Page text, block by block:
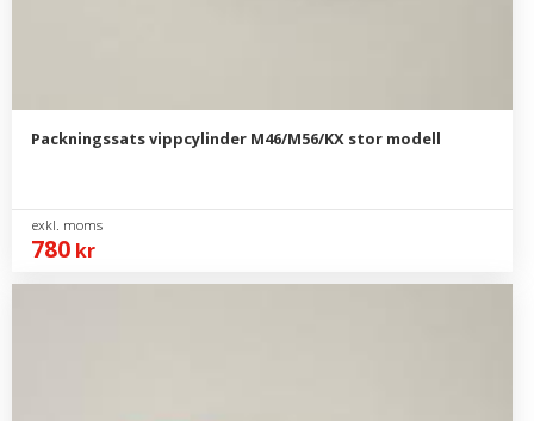
Packningssats vippcylinder M46/M56/KX stor modell
780 kr